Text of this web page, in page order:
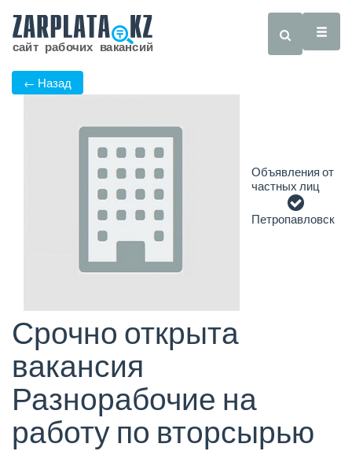
← Назад
Объявления от
частных лиц
Петропавловск
Срочно открыта
вакансия
Разнорабочие на
работу по вторсырью